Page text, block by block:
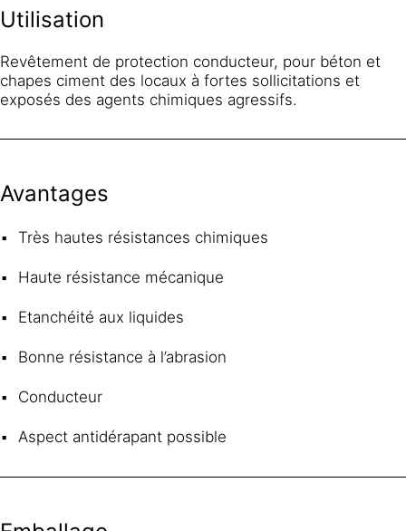
Utilisation
Revêtement de protection conducteur, pour béton et
chapes ciment des locaux à fortes sollicitations et
exposés des agents chimiques agressifs.
Avantages
Très hautes résistances chimiques
Haute résistance mécanique
Etanchéité aux liquides
Bonne résistance à l’abrasion
Conducteur
Aspect antidérapant possible